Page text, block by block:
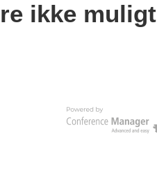
ikke muligt